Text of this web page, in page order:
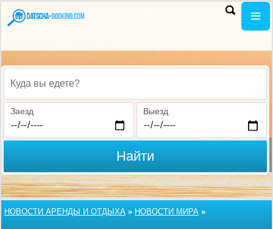
Куда вы едете?
Заезд Выезд
Найти
НОВОСТИ АРЕНДЫ И ОТДЫХА » НОВОСТИ МИРА »